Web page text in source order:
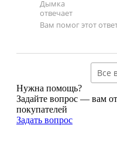
Вам помог этот
Все
Нужна помощь?
Задайте вопрос — вам
покупателей
Задать вопрос